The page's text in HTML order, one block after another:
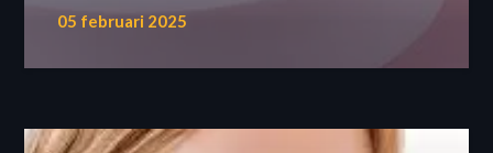
05 februari 2025